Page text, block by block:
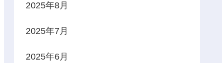
2025年8月
2025年7月
2025年6月